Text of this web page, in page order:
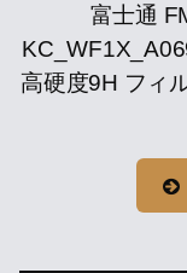
富士通
高硬度9H フィ